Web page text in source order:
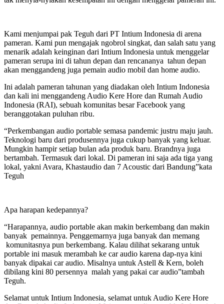
Kami menjumpai pak Teguh dari PT Intium Indonesia di arena
pameran. Kami pun mengajak ngobrol singkat, dan salah satu yang
menarik adalah keinginan dari Intium Indonesia untuk menggelar
pameran serupa ini di tahun depan dan rencananya tahun depan
akan menggandeng juga pemain audio mobil dan home audio.
Ini adalah pameran tahunan yang diadakan oleh Intium Indonesia
dan kali ini menggandeng Audio Kere Hore dan Rumah Audio
Indonesia (RAI), sebuah komunitas besar Facebook yang
beranggotakan puluhan ribu.
“Perkembangan audio portable semasa pandemic justru maju jauh.
Teknologi baru dari produsennya juga cukup banyak yang keluar.
Mungkin hampir setiap bulan ada produk baru. Brandnya juga
bertambah. Termasuk dari lokal. Di pameran ini saja ada tiga yang
lokal, yakni Avara, Khastaudio dan 7 Acoustic dari Bandung”kata
Teguh
Apa harapan kedepannya?
“Harapannya, audio portable akan makin berkembang dan makin
banyak pemainnya. Penggemarnya juga banyak dan memang
komunitasnya pun berkembang. Kalau dilihat sekarang untuk
portable ini masuk merambah ke car audio karena dap-nya kini
banyak dipakai car audio. Misalnya untuk Astell & Kern, boleh
dibilang kini 80 persennya malah yang pakai car audio”tambah
Teguh.
Selamat untuk Intium Indonesia, selamat untuk Audio Kere Hore